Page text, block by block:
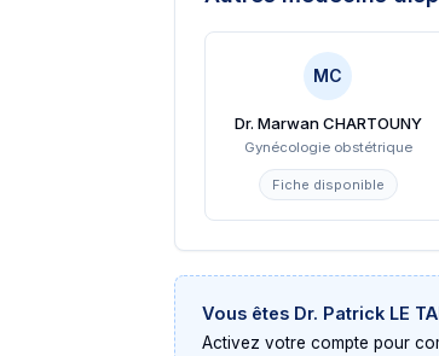
MC
Dr. Marwan CHARTOUNY
Gynécologie obstétrique
Fiche disponible
Vous êtes Dr. Patrick LE
Activez votre compte pour